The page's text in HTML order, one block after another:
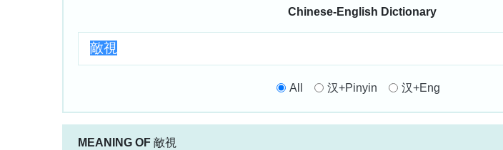
Chinese-English Dictionary
All 汉+Pinyin 汉+Eng
MEANING OF 敵視